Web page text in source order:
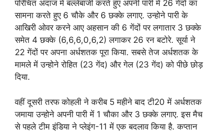
परिचित अंदाज में बल्लेबाजी करते हुए अपनी पारी में 26 गेंदों का
सामना करते हुए 6 चौके और 6 छक्के लगाए. उन्होने पारी के
आखिरी ओवर करने आए अहसान की 6 गेंदों पर लगातार 3 छक्के
समेत 4 छक्के (6,6,6,0,6,2) लगाकर 26 रन बटोरे. सूर्या ने
22 गेंदों पर अपना अर्धशतक पूरा किया. सबसे तेज अर्धशतक के
मामले में उन्होने रोहित (23 गेंद) और गेल (23 गेंद) को पीछे छोड़
दिया.
वहीं दूसरी तरफ कोहली ने करीब 5 महीने बाद टी20 में अर्धशतक
जमाया उन्होने अपनी पारी में 1 चौका और 3 छक्के लगाए. इस मैच
से पहले टीम इंडिया ने प्लेइंग-11 में एक बदलाव किया है. कप्तान